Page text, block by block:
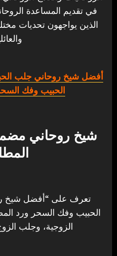
في تقديم المساعدة
الذين يواجهون تحديات
أفضل شيخ روحاني جلب
الحبيب وفك
شيخ روحاني
تعرف على “أفضل شيخ
الحبيب وفك السحر ورد
الزوجية، وجلب